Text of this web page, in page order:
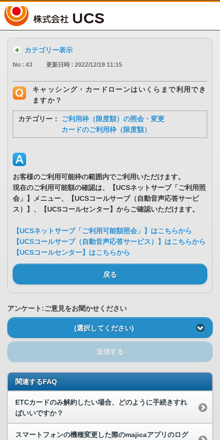
カテゴリー表示
No : 43 更新日時 : 2022/12/19 11:15
キャッシング・カードローンはいくらまで利用でき
ますか？
カテゴリー：
ご利用枠（限度額）の照会・変更
カードのご利用枠（限度額）
お客様のご利用可能枠の範囲内でご利用いただけます。
現在のご利用可能額の確認は、【UCSネットサーブ「ご利用照
会」】メニュー、【UCSコールサーブ（自動音声応答サービ
ス）】、【UCSコールセンター】からご確認いただけます。
【UCSネットサーブ「ご利用可能額照会」】はこちらから
【UCSコールサーブ（自動音声応答サービス）】はこちらから
【UCSコールセンター】はこちらから
戻る
アンケート:ご意見をお聞かせください
(選択してください)
送信する
関連するFAQ
ETCカードのみ解約したい場合、どのように手続きすれ
ばいいですか？
スマートフォンの機種変更した際のmajicaアプリのログ